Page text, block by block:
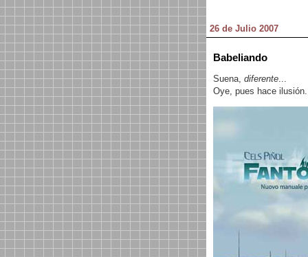
26 de Julio 2007
Babeliando
Suena, diferente...
Oye, pues hace